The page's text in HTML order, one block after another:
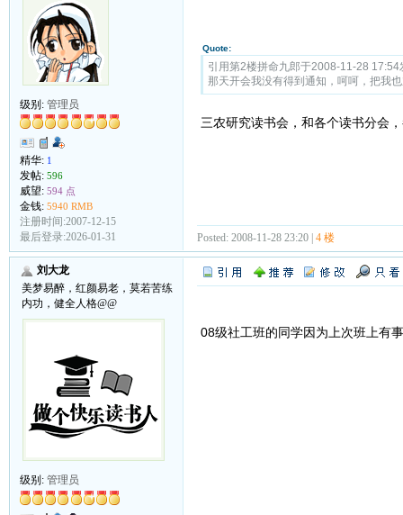
级别: 管理员
精华: 1
发帖: 596
威望: 594 点
金钱: 5940 RMB
注册时间:2007-12-15
最后登录:2026-01-31
Quote:
引用第2楼拼命九郎于2008-11-28
那天开会我没有得到通知，呵呵，把我
三农研究读书会，和各个读书分会
Posted: 2008-11-28 23:20 | 4 楼
刘大龙
美梦易醉，红颜易老，莫若苦练
内功，健全人格@@
级别: 管理员
08级社工班的同学因为上次班上有